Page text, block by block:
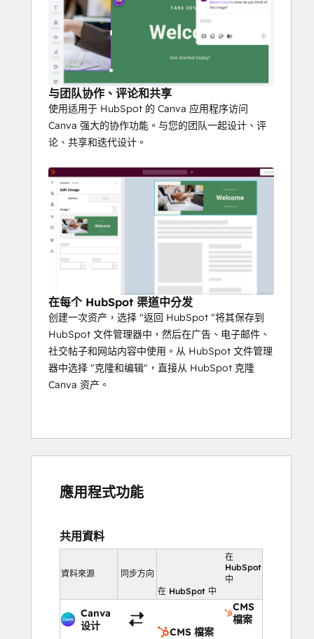
与团队协作、评论和共享
使用适用于 HubSpot 的 Canva 应用程序访问
Canva 强大的协作功能。与您的团队一起设计、评
论、共享和迭代设计。
在每个 HubSpot 渠道中分发
创建一次资产，选择 "返回 HubSpot "将其保存到
HubSpot 文件管理器中，然后在广告、电子邮件、
社交帖子和网站内容中使用。从 HubSpot 文件管理
器中选择 "克隆和编辑"，直接从 HubSpot 克隆
Canva 资产。
應用程式功能
共用資料
資料來源 同步方向
在
HubSpot
中
在 HubSpot 中
Canva
设计
CMS
檔案
CMS 檔案